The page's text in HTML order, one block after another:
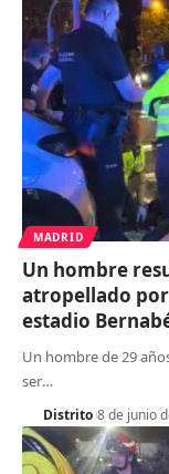
MADRID
Un hombre
atropellado
estadio
Un hombre de 29
ser…
Distrito 8 de junio